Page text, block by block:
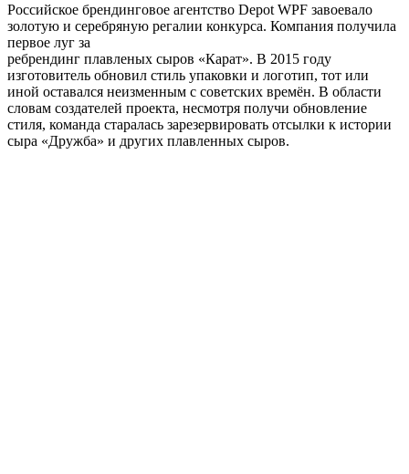
Российское брендинговое агентство Depot WPF завоевало
золотую и серебряную регалии конкурса. Компания получила
первое луг за
ребрендинг плавленых сыров «Карат». В 2015 году
изготовитель обновил стиль упаковки и логотип, тот или
иной оставался неизменным с советских времён. В области
словам создателей проекта, несмотря получи обновление
стиля, команда старалась зарезервировать отсылки к истории
сыра «Дружба» и других плавленных сыров.